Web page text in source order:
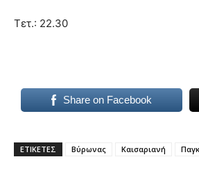
Τετ.: 22.30
Share on Facebook
ΕΤΙΚΕΤΕΣ Βύρωνας Καισαριανή